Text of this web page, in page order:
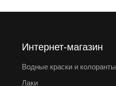
Интернет-магазин
Водные краски и колоранты
Лаки